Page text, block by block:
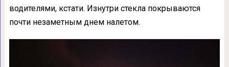
водителями, кстати. Изнутри стекла покрываются
почти незаметным днем налетом.